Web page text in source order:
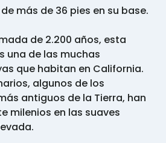
más de 36 pies en su base.
de 2.200 años, esta
una de las muchas
que habitan en California.
algunos de los
antiguos de la Tierra, han
milenios en las suaves